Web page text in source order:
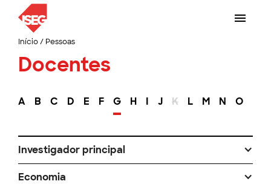
Início/ Pessoas
Docentes
A B C D E F G H I J K L M N O
Investigador principal
Economia